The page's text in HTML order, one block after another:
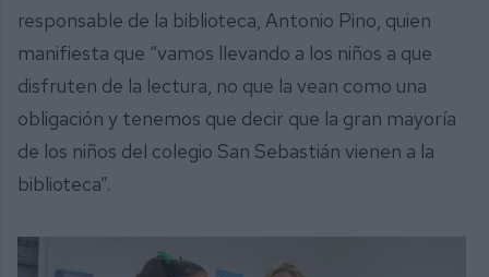
responsable de la biblioteca, Antonio Pino, quien
manifiesta que “vamos llevando a los niños a que
disfruten de la lectura, no que la vean como una
obligación y tenemos que decir que la gran mayoría
de los niños del colegio San Sebastián vienen a la
biblioteca”.